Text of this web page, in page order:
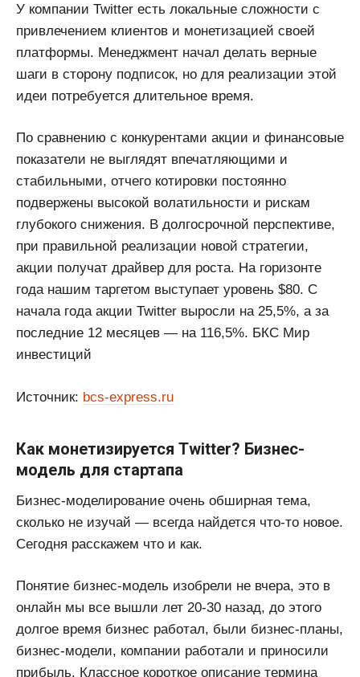
У компании Twitter есть локальные сложности с
привлечением клиентов и монетизацией своей
платформы. Менеджмент начал делать верные
шаги в сторону подписок, но для реализации этой
идеи потребуется длительное время.
По сравнению с конкурентами акции и финансовые
показатели не выглядят впечатляющими и
стабильными, отчего котировки постоянно
подвержены высокой волатильности и рискам
глубокого снижения. В долгосрочной перспективе,
при правильной реализации новой стратегии,
акции получат драйвер для роста. На горизонте
года нашим таргетом выступает уровень $80. С
начала года акции Twitter выросли на 25,5%, а за
последние 12 месяцев — на 116,5%. БКС Мир
инвестиций
Источник: bcs-express.ru
Как монетизируется Twitter? Бизнес-
модель для стартапа
Бизнес-моделирование очень обширная тема,
сколько не изучай — всегда найдется что-то новое.
Сегодня расскажем что и как.
Понятие бизнес-модель изобрели не вчера, это в
онлайн мы все вышли лет 20-30 назад, до этого
долгое время бизнес работал, были бизнес-планы,
бизнес-модели, компании работали и приносили
прибыль. Классное короткое описание термина